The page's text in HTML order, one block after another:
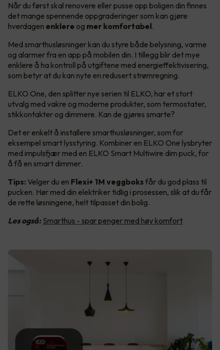
Når du først skal renovere eller pusse opp boligen din finnes
det mange spennende oppgraderinger som kan gjøre
hverdagen enklere og mer komfortabel.
Med smarthusløsninger kan du styre både belysning, varme
og alarmer fra en app på mobilen din. I tillegg blir det mye
enklere å ha kontroll på utgiftene med energieffektivisering,
som betyr at du kan nyte en redusert strømregning.
ELKO One, den splitter nye serien til ELKO, har et stort
utvalg med vakre og moderne produkter, som termostater,
stikkontakter og dimmere. Kan de gjøres smarte?
Det er enkelt å installere smarthusløsninger, som for
eksempel smart lysstyring. Kombiner en ELKO One lysbryter
med impulsfjær med en ELKO Smart Multiwire dim puck, for
å få en smart dimmer.
Tips: Velger du en Flexi+ 1M veggboks får du god plass til
pucken. Hør med din elektriker tidlig i prosessen, slik at du får
de rette løsningene, helt tilpasset din bolig.
Les også: Smarthus - spar penger med høy komfort